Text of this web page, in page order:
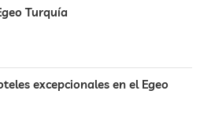
Turquía
excepcionales en el Egeo